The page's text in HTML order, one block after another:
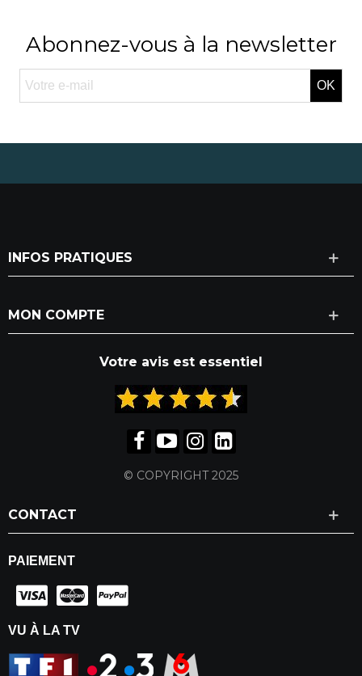
Abonnez-vous à la newsletter
OK
INFOS PRATIQUES
MON COMPTE
Votre avis est essentiel
© COPYRIGHT 2025
CONTACT
PAIEMENT
VU À LA TV